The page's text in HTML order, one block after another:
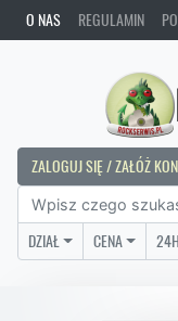
O NAS REGULAMIN
ZALOGUJ SIĘ / ZAŁÓŻ
DZIAŁ CENA